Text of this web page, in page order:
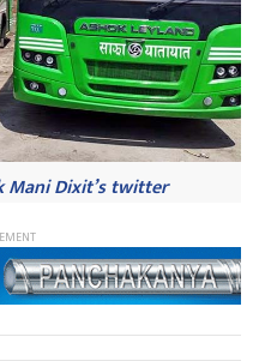
Mani Dixit’s twitter